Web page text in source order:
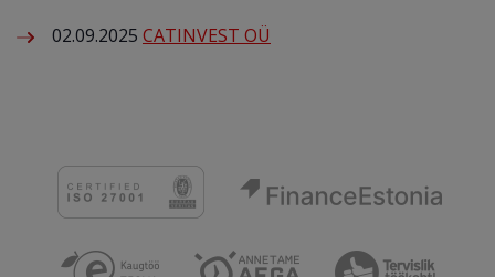
02.09.2025 CATINVEST OÜ